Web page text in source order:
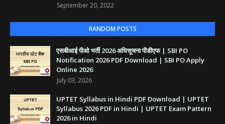
September 20, 2022
RANDOM POSTS
एसबीआई पीओ भर्ती 2026 अधिसूचना पीडीएफ | SBI PO
Notification 2026 PDF Download | SBI PO Apply
Online 2026
July 03, 2026
UPTET Syllabus in Hindi PDF Download | UPTET
Syllabus 2026 PDF in Hindi | UPTET Exam Pattern
2026 in Hindi